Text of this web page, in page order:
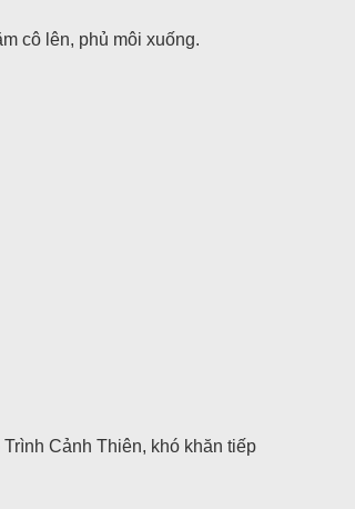
cô lên, phủ môi xuống.
Cảnh Thiên, khó khăn tiếp